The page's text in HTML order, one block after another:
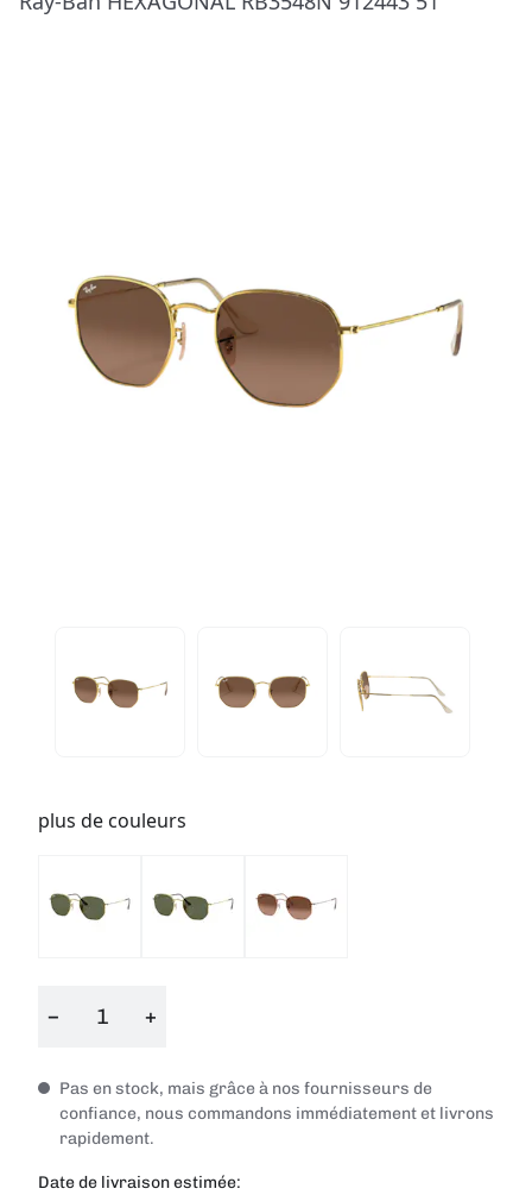
plus de couleurs
− +
Pas en stock, mais grâce à nos fournisseurs de
confiance, nous commandons immédiatement et livrons
rapidement.
Date de livraison estimée: